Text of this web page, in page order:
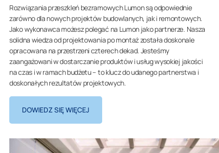
Rozwiązania przeszkleń bezramowych Lumon są odpowiednie
zarówno dla nowych projektów budowlanych, jak i remontowych.
Jako wykonawca możesz polegać na Lumon jako partnerze. Nasza
solidna wiedza od projektowania po montaż została doskonale
opracowana na przestrzeni czterech dekad. Jesteśmy
zaangażowani w dostarczanie produktów i usług wysokiej jakości
na czas i w ramach budżetu – to klucz do udanego partnerstwa i
doskonałych rezultatów projektowych.
DOWIEDZ SIĘ WIĘCEJ